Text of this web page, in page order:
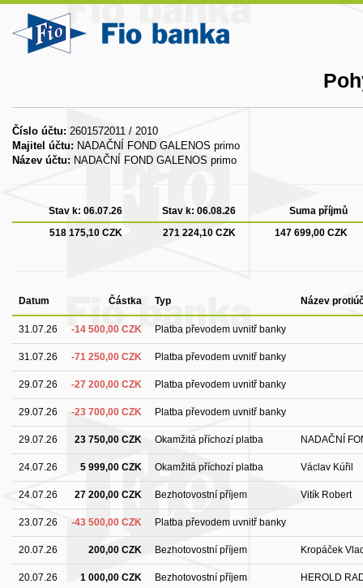
Číslo účtu: 2601572011 / 2010
Majitel účtu: NADAČNÍ FOND GALENOS primo
Název účtu: NADAČNÍ FOND GALENOS primo
Stav k: 06.07.26 Stav k: 06.08.26
Suma příjmů
518 175,10 CZK
271 224,10 CZK 147 699,00 CZK
Datum Částka Typ Název
31.07.26 -14 500,00 CZK Platba převodem uvnitř banky
31.07.26 -71 250,00 CZK Platba převodem uvnitř banky
29.07.26 -27 200,00 CZK Platba převodem uvnitř banky
29.07.26 -23 700,00 CZK Platba převodem uvnitř banky
29.07.26 23 750,00 CZK Okamžitá příchozí platba NADAČNÍ
24.07.26 5 999,00 CZK Okamžitá příchozí platba Václav Kúřil
24.07.26 27 200,00 CZK Bezhotovostní příjem Vitík Robert
23.07.26 -43 500,00 CZK Platba převodem uvnitř banky
20.07.26 200,00 CZK Bezhotovostní příjem Kropáček
20.07.26 1 000,00 CZK Bezhotovostní příjem HEROLD